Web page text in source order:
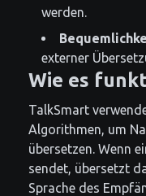
werden.
externer
Wie es
TalkSmart
Algorithmen, um
übersetzen. Wenn
sendet, übersetzt
Sprache des